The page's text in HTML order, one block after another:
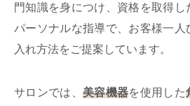
門知識を身につけ、資格を取得
パーソナルな指導で、お客様一
入れ方法をご提案しています。
サロンでは、 美容機器を使用した